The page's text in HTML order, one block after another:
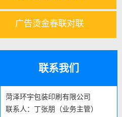
广告烫金春联对联
联系我们
菏泽环宇包装印刷有限公司
联系人：丁张朋（业务主管）